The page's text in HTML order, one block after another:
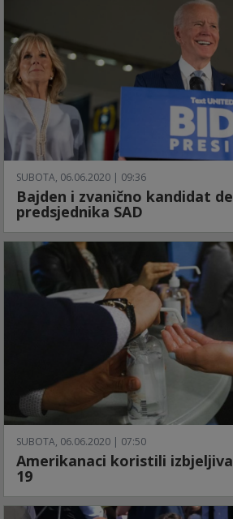
SUBOTA, 06.06.2020 | 09:36
Bajden i zvanično kandidat
predsjednika SAD
SUBOTA, 06.06.2020 | 07:50
Amerikanaci koristili
19